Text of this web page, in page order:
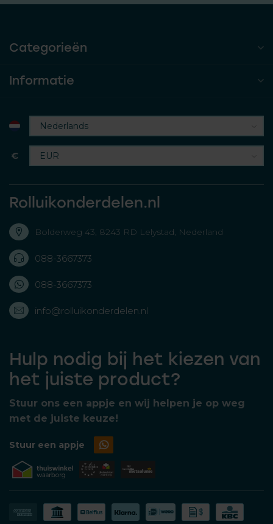
Categorieën
Informatie
€
Rolluikonderdelen.nl
Bolderweg 43, 8243 RD Lelystad, Nederland
088-3667373
088-3667373
info@rolluikonderdelen.nl
Hulp nodig bij het kiezen van
het juiste product?
Stuur ons een appje en wij helpen je op weg
met de juiste keuze!
Stuur een appje